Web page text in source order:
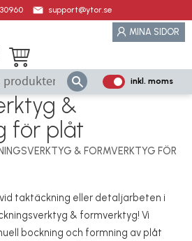
support@ytor.se
MINA SIDOR
Kundvagn
P
r
inkl. moms
&
för plåt
& FORMVERKTYG FÖR
taktäckning eller detaljarbeten i
& formverktyg! Vi
bockning och formning av plåt